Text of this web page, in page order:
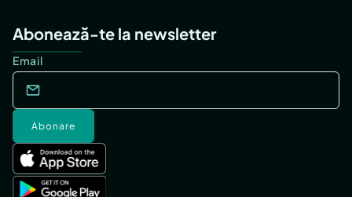
Abonează-te la newsletter
Email
Abonare